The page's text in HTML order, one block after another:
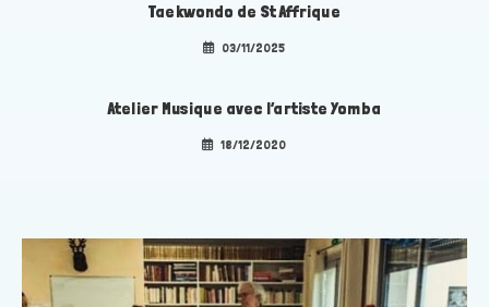
Taekwondo de St Affrique
03/11/2025
Atelier Musique avec l’artiste Yomba
18/12/2020